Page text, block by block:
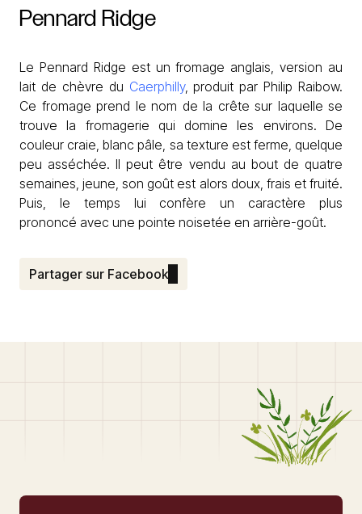
Pennard Ridge
Le Pennard Ridge est un fromage anglais, version au
lait de chèvre du Caerphilly, produit par Philip Raibow.
Ce fromage prend le nom de la crête sur laquelle se
trouve la fromagerie qui domine les environs. De
couleur craie, blanc pâle, sa texture est ferme, quelque
peu asséchée. Il peut être vendu au bout de quatre
semaines, jeune, son goût est alors doux, frais et fruité.
Puis, le temps lui confère un caractère plus
prononcé avec une pointe noisetée en arrière-goût.
Partager sur Facebook